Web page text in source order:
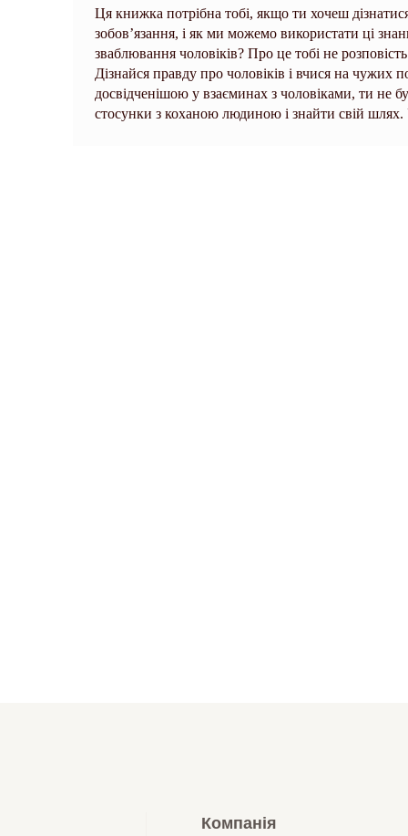
Ця книжка потрібна тобі, якщо ти хочеш
зобов’язання, і як ми можемо використати ці
зваблювання чоловіків? Про це тобі не
Дізнайся правду про чоловіків і вчися на
досвідченішою у взаєминах з чоловіками, ти не
стосунки з коханою людиною і знайти свій шлях.
Компанія